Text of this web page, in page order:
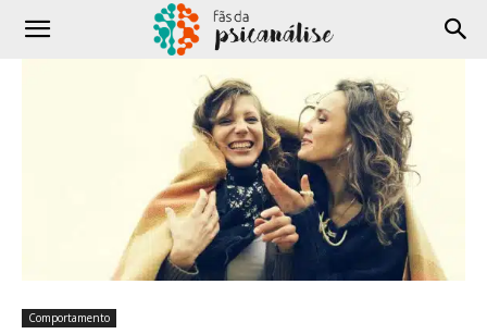
Comportamento